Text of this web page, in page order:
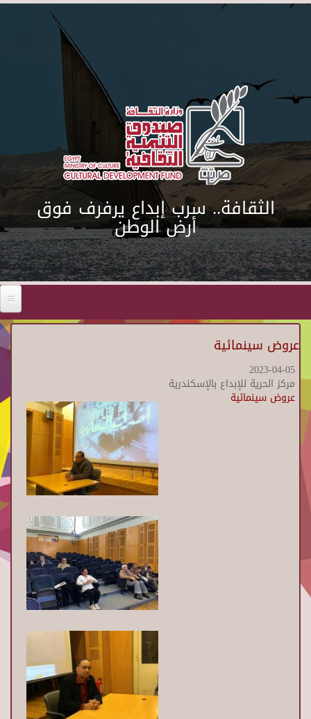
Skip to main content
الثقافة.. سرب إبداع يرفرف فوق
أرض الوطن
عروض سينمائية
2023-04-05
مركز الحرية للإبداع بالإسكندرية
عروض سينمائية